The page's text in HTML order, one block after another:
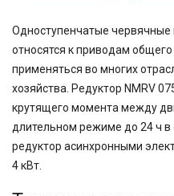
Одноступенчатые червячные
относятся к приводам
применяться во многих
хозяйства. Редуктор NMRV
крутящего момента между
длительном режиме до 24 ч в
редуктор асинхронными
4 кВт.